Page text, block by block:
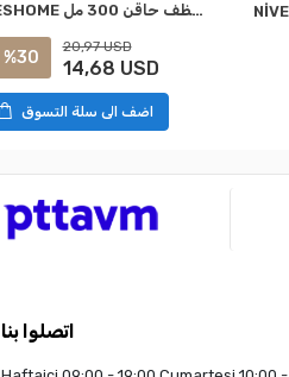
NİVEMESHOME بنزين نظام الوقود ومنظف حاقن 300 مل SK: 5861101300028 WÜRTH
%30
20,97 USD
14,68 USD
اضف الى سلة التسوق
اتصلوا بنا